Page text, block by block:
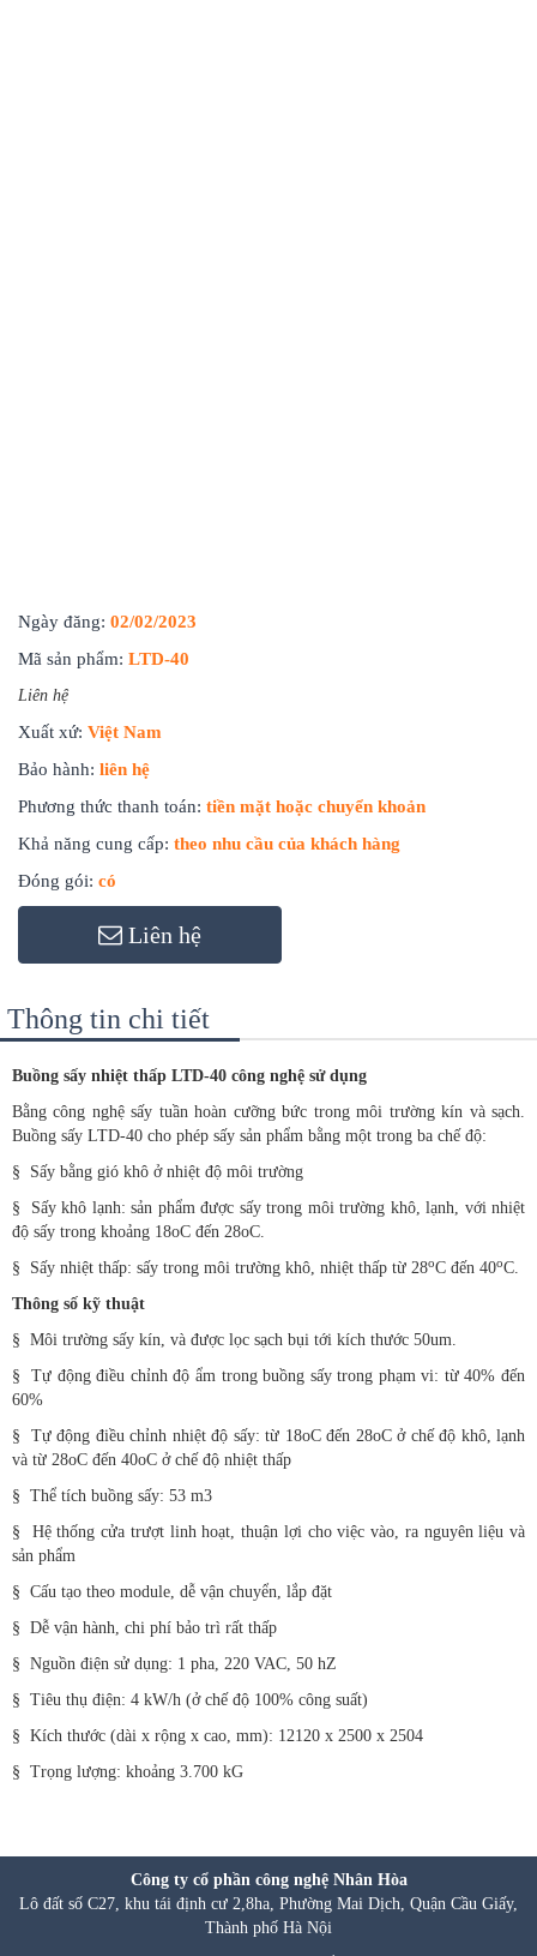
Ngày đăng: 02/02/2023
Mã sản phẩm: LTD-40
Liên hệ
Xuất xứ: Việt Nam
Bảo hành: liên hệ
Phương thức thanh toán: tiền mặt hoặc chuyển khoản
Khả năng cung cấp: theo nhu cầu của khách hàng
Đóng gói: có
Liên hệ
Thông tin chi tiết
Buồng sấy nhiệt thấp LTD-40 công nghệ sử dụng
Bằng công nghệ sấy tuần hoàn cưỡng bức trong môi trường kín và sạch.
Buồng sấy LTD-40 cho phép sấy sản phẩm bằng một trong ba chế độ:
§ Sấy bằng gió khô ở nhiệt độ môi trường
§ Sấy khô lạnh: sản phẩm được sấy trong môi trường khô, lạnh, với nhiệt
độ sấy trong khoảng 18oC đến 28oC.
§ Sấy nhiệt thấp: sấy trong môi trường khô, nhiệt thấp từ 28oC đến 40oC.
Thông số kỹ thuật
§ Môi trường sấy kín, và được lọc sạch bụi tới kích thước 50um.
§Tự động điều chỉnh độ ẩm trong buồng sấy trong phạm vi: từ 40% đến
60%
§ Tự động điều chỉnh nhiệt độ sấy: từ 18oC đến 28oC ở chế độ khô, lạnh
và từ 28oC đến 40oC ở chế độ nhiệt thấp
§ Thể tích buồng sấy: 53 m3
§ Hệ thống cửa trượt linh hoạt, thuận lợi cho việc vào, ra nguyên liệu và
sản phẩm
§ Cấu tạo theo module, dễ vận chuyển, lắp đặt
§ Dễ vận hành, chi phí bảo trì rất thấp
§ Nguồn điện sử dụng: 1 pha, 220 VAC, 50 hZ
§ Tiêu thụ điện: 4 kW/h (ở chế độ 100% công suất)
§ Kích thước (dài x rộng x cao, mm): 12120 x 2500 x 2504
§ Trọng lượng: khoảng 3.700 kG
Công ty cổ phần công nghệ Nhân Hòa
Lô đất số C27, khu tái định cư 2,8ha, Phường Mai Dịch, Quận Cầu Giấy,
Thành phố Hà Nội